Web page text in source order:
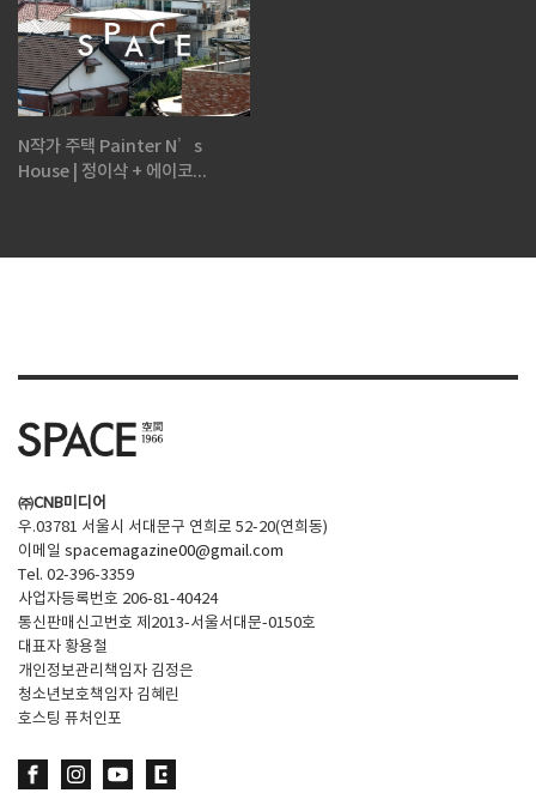
N작가 주택 Painter N’s
House | 정이삭 + 에이코...
㈜CNB미디어
우.03781 서울시 서대문구 연희로 52-20(연희동)
이메일 spacemagazine00@gmail.com
Tel. 02-396-3359
사업자등록번호 206-81-40424
통신판매신고번호 제2013-서울서대문-0150호
대표자 황용철
개인정보관리책임자 김정은
청소년보호책임자 김혜린
호스팅 퓨처인포